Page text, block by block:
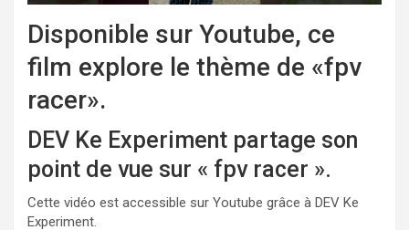
Disponible sur Youtube, ce
film explore le thème de «fpv
racer».
DEV Ke Experiment partage son
point de vue sur « fpv racer ».
Cette vidéo est accessible sur Youtube grâce à DEV Ke
Experiment.